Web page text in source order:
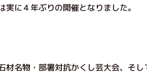
実に４年ぶりの開催となりました。
材名物・部署対抗かくし芸大会、そし